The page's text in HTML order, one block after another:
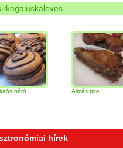
Almás pite
hírek